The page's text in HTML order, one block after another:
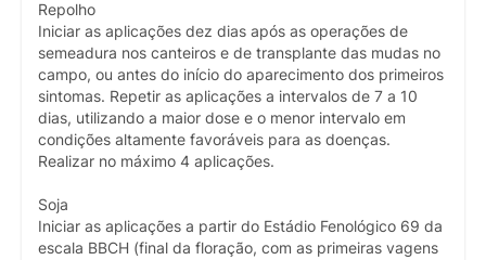
Repolho
Iniciar as aplicações dez dias após as operações de
semeadura nos canteiros e de transplante das mudas no
campo, ou antes do início do aparecimento dos primeiros
sintomas. Repetir as aplicações a intervalos de 7 a 10
dias, utilizando a maior dose e o menor intervalo em
condições altamente favoráveis para as doenças.
Realizar no máximo 4 aplicações.
Soja
Iniciar as aplicações a partir do Estádio Fenológico 69 da
escala BBCH (final da floração, com as primeiras vagens